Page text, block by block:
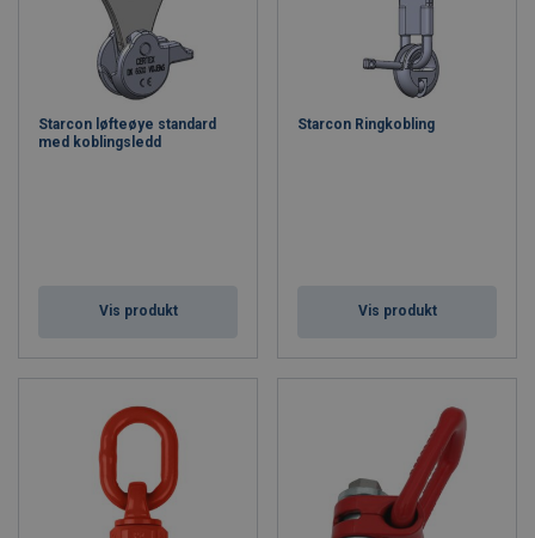
Starcon løfteøye standard
med koblingsledd
Vis produkt
Starcon Ringkobling
Vis produkt